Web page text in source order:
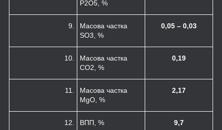
P2O5 , %
9.
Масова частка
SO3 , %
0,05 – 0,03
10.
Масова частка
CO2 , %
0,19
11.
Масова частка
MgO, %
2,17
12. ВПП, % 9,7